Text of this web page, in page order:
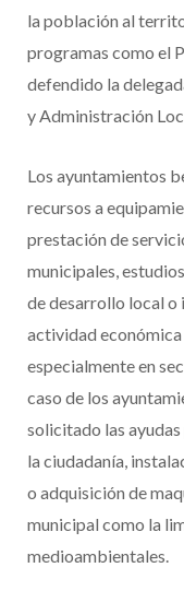
la población al
programas como el
defendido la
y Administración
Los ayuntamientos
recursos a
prestación de
municipales,
de desarrollo local o
actividad económica
especialmente en
caso de los
solicitado las
la ciudadanía,
o adquisición de
municipal como la
medioambientales.